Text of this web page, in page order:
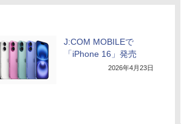
J:COM MOBILEで
「iPhone 16」発売
2026年4月23日